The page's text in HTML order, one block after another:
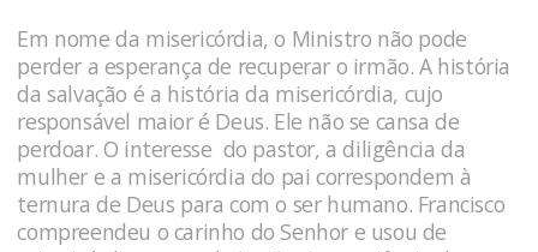
Em nome da misericórdia, o Ministro não pode
perder a esperança de recuperar o irmão. A história
da salvação é a história da misericórdia, cujo
responsável maior é Deus. Ele não se cansa de
perdoar. O interesse do pastor, a diligência da
mulher e a misericórdia do pai correspondem à
ternura de Deus para com o ser humano. Francisco
compreendeu o carinho do Senhor e usou de